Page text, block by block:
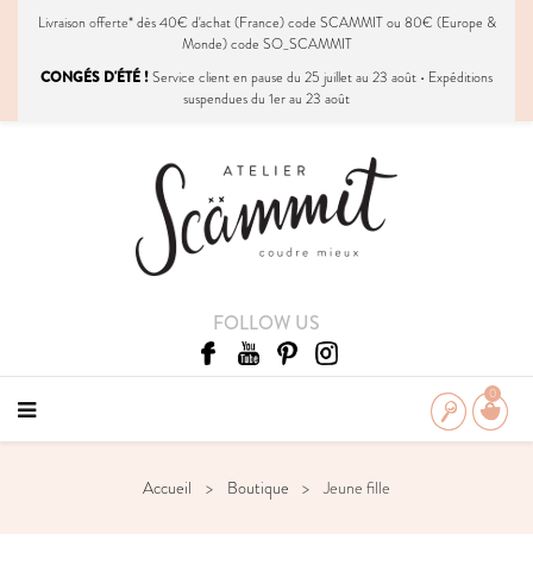
Livraison offerte* dès 40€ d'achat (France) code SCAMMIT ou 80€ (Europe &
Monde) code SO_SCAMMIT
CONGÉS D'ÉTÉ !Service client en pause du 25 juillet au 23 août • Expéditions
suspendues du 1er au 23 août
FOLLOW US
0
Accueil Boutique Jeune fille